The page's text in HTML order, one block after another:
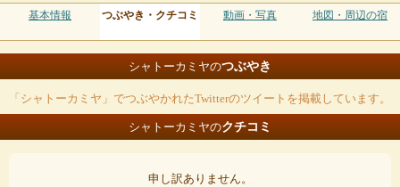
基本情報 つぶやき・クチコミ 動画・写真 地図・周辺の宿
シャトーカミヤのつぶやき
「シャトーカミヤ」でつぶやかれたTwitterのツイートを掲載しています。
シャトーカミヤのクチコミ
申し訳ありません。